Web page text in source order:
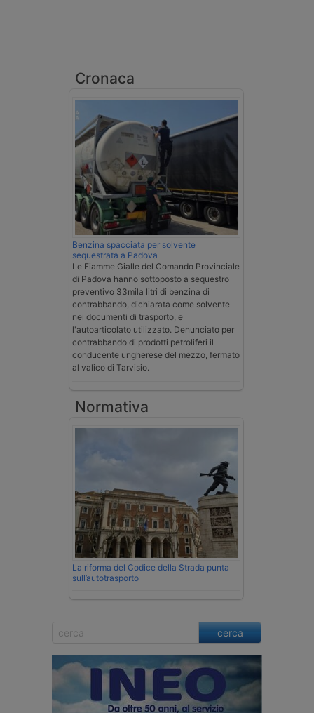
Cronaca
Benzina spacciata per solvente
sequestrata a Padova
Le Fiamme Gialle del Comando Provinciale
di Padova hanno sottoposto a sequestro
preventivo 33mila litri di benzina di
contrabbando, dichiarata come solvente
nei documenti di trasporto, e
l'autoarticolato utilizzato. Denunciato per
contrabbando di prodotti petroliferi il
conducente ungherese del mezzo, fermato
al valico di Tarvisio.
Normativa
La riforma del Codice della Strada punta
sull’autotrasporto
cerca